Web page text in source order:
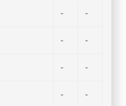
- -
- -
- -
- -